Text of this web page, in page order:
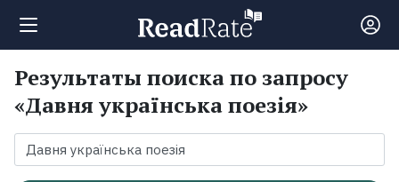
Поиск
Новости
Результаты поиска по запросу
«Давня українська поезія»